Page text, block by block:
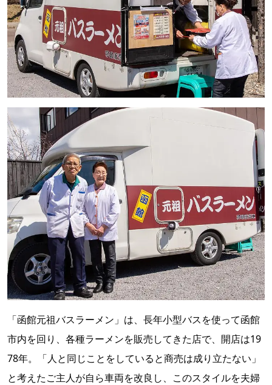
「函館元祖バスラーメン」は、長年小型バスを使って函館
市内を回り、各種ラーメンを販売してきた店で、開店は19
78年。「人と同じことをしていると商売は成り立たない」
と考えたご主人が自ら車両を改良し、このスタイルを夫婦